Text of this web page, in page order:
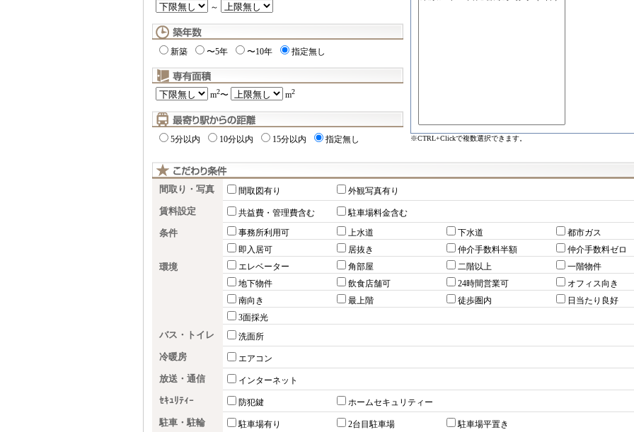
～
新築 〜5年 〜10年 指定無し
m2〜 m2
5分以内 10分以内 15分以内 指定無し ※CTRL+Clickで複数選択できます。
間取り・写真 間取図有り 外観写真有り
賃料設定 共益費・管理費含む 駐車場料金含む
条件 事務所利用可 上水道 下水道
都市ガス
即入居可
居抜き 仲介手数料半額 仲介手数料ゼロ
環境 エレベーター 角部屋 二階以上
一階物件
地下物件
飲食店舗可 24時間営業可
オフィス向き
南向き
最上階 徒歩圏内
日当たり良好
3面採光
バス・トイレ 洗面所
冷暖房 エアコン
放送・通信 インターネット
ｾｷｭﾘﾃｨｰ 防犯鍵 ホームセキュリティー
駐車・駐輪 駐車場有り 2台目駐車場 駐車場平置き